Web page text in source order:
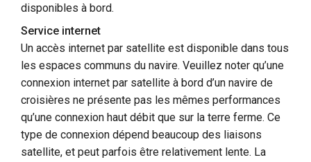
disponibles à bord.
Service internet
Un accès internet par satellite est disponible dans tous
les espaces communs du navire. Veuillez noter qu’une
connexion internet par satellite à bord d’un navire de
croisières ne présente pas les mêmes performances
qu’une connexion haut débit que sur la terre ferme. Ce
type de connexion dépend beaucoup des liaisons
satellite, et peut parfois être relativement lente. La